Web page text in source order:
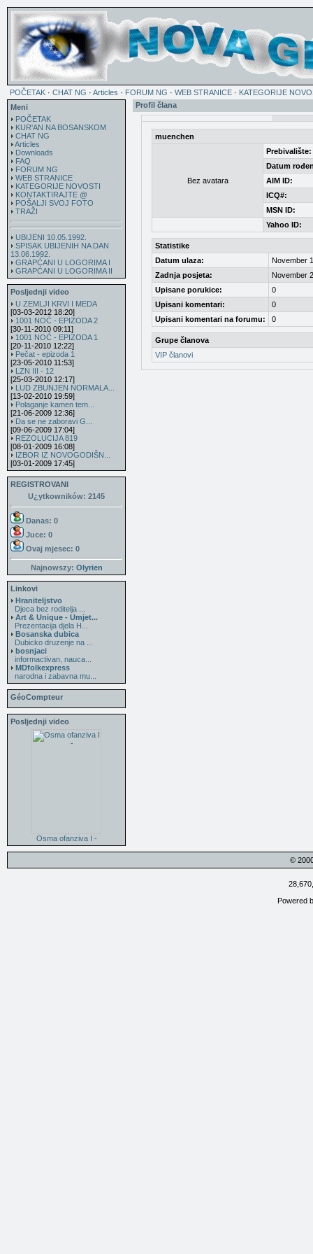
POČETAK · CHAT NG · Articles · FORUM NG · WEB STRANICE · KATEGORIJE
Meni
POČETAK
KUR'AN NA BOSANSKOM
CHAT NG
Articles
Downloads
FAQ
FORUM NG
WEB STRANICE
KATEGORIJE NOVOSTI
KONTAKTIRAJTE @
POŠALJI SVOJ FOTO
TRAŽI
UBIJENI 10.05.1992.
SPISAK UBIJENIH NA DAN
13.06.1992.
GRAPĆANI U LOGORIMA I
GRAPĆANI U LOGORIMA II
Posljednji video
U ZEMLJI KRVI I MEDA
[03-03-2012 18:20]
1001 NOĆ - EPIZODA 2
[30-11-2010 09:11]
1001 NOĆ - EPIZODA 1
[20-11-2010 12:22]
Pečat - epizoda 1
[23-05-2010 11:53]
LZN III - 12
[25-03-2010 12:17]
LUD ZBUNJEN NORMALA...
[13-02-2010 19:59]
Polaganje kamen tem...
[21-06-2009 12:36]
Da se ne zaboravi G...
[09-06-2009 17:04]
REZOLUCIJA 819
[08-01-2009 16:08]
IZBOR IZ NOVOGODIŠN...
[03-01-2009 17:45]
REGISTROVANI
U¿ytkowników: 2145
Danas: 0
Juce: 0
Ovaj mjesec: 0
Najnowszy: Olyrien
Linkovi
Hraniteljstvo
Djeca bez roditelja ...
Art & Unique - Umjet...
Prezentacija djela H...
Bosanska dubica
Dubicko druzenje na ...
bosnjaci
informactivan, nauca...
MDfolkexpress
narodna i zabavna mu...
GéoCompteur
Posljednji video
Osma ofanziva I -
Profil člana
muenchen
Bez avatara
Prebivalište:
Datum
AIM ID:
ICQ#:
MSN ID:
Yahoo ID:
Statistike
Datum ulaza:
November
Zadnja posjeta:
November
Upisane porukice:
0
Upisani komentari:
0
Upisani komentari na forumu:
0
Grupe članova
VIP članovi
©
Powered